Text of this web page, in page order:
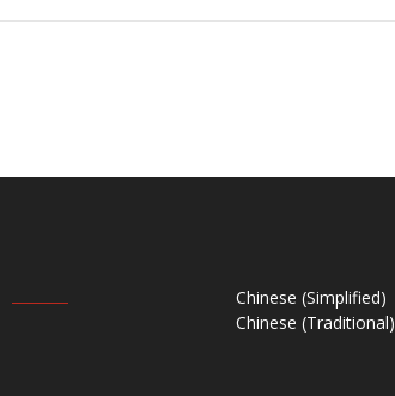
Chinese (Simplified)
Chinese (Traditional)